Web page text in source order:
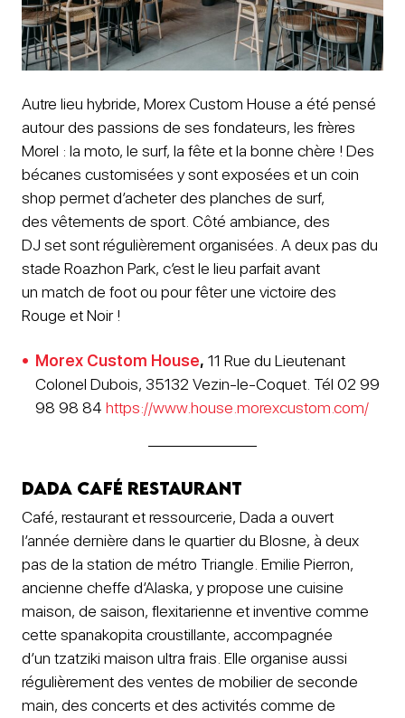
Autre lieu hybride, Morex Custom House a été pensé
autour des passions de ses fondateurs, les frères
Morel : la moto, le surf, la fête et la bonne chère ! Des
bécanes customisées y sont exposées et un coin
shop permet d’acheter des planches de surf,
des vêtements de sport. Côté ambiance, des
DJ set sont régulièrement organisées. A deux pas du
stade Roazhon Park, c’est le lieu parfait avant
un match de foot ou pour fêter une victoire des
Rouge et Noir !
Morex Custom House, 11 Rue du Lieutenant
Colonel Dubois, 35132 Vezin-le-Coquet. Tél 02 99
98 98 84 https://www.house.morexcustom.com/
Dada Café Restaurant
Café, restaurant et ressourcerie, Dada a ouvert
l’année dernière dans le quartier du Blosne, à deux
pas de la station de métro Triangle. Emilie Pierron,
ancienne cheffe d’Alaska, y propose une cuisine
maison, de saison, flexitarienne et inventive comme
cette spanakopita croustillante, accompagnée
d’un tzatziki maison ultra frais. Elle organise aussi
régulièrement des ventes de mobilier de seconde
main, des concerts et des activités comme de